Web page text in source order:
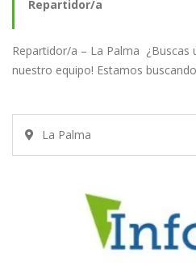
Repartidor/a
Repartidor/a – La Palma ¿Buscas
nuestro equipo! Estamos
La Palma